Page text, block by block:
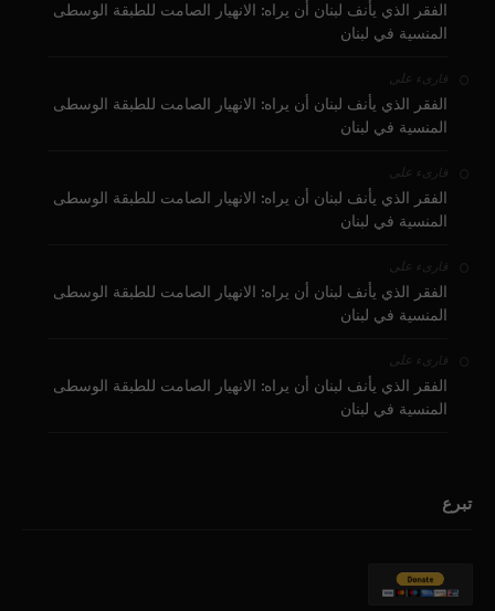
الفقر الذي يأنف لبنان أن يراه: الانهيار الصامت للطبقة الوسطى
المنسية في لبنان
قارىء على
الفقر الذي يأنف لبنان أن يراه: الانهيار الصامت للطبقة الوسطى
المنسية في لبنان
قارىء على
الفقر الذي يأنف لبنان أن يراه: الانهيار الصامت للطبقة الوسطى
المنسية في لبنان
قارىء على
الفقر الذي يأنف لبنان أن يراه: الانهيار الصامت للطبقة الوسطى
المنسية في لبنان
قارىء على
الفقر الذي يأنف لبنان أن يراه: الانهيار الصامت للطبقة الوسطى
المنسية في لبنان
تبرع